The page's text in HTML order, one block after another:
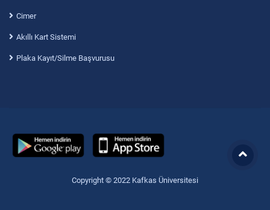
Cimer
Akıllı Kart Sistemi
Plaka Kayıt/Silme Başvurusu
Copyright © 2022 Kafkas Üniversitesi